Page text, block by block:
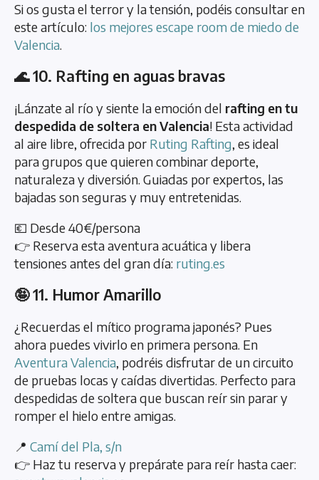
Si os gusta el terror y la tensión, podéis consultar en
este artículo: los mejores escape room de miedo de
Valencia.
🌊 10. Rafting en aguas bravas
¡Lánzate al río y siente la emoción del rafting en tu
despedida de soltera en Valencia! Esta actividad
al aire libre, ofrecida por Ruting Rafting, es ideal
para grupos que quieren combinar deporte,
naturaleza y diversión. Guiadas por expertos, las
bajadas son seguras y muy entretenidas.
💶 Desde 40€/persona
👉 Reserva esta aventura acuática y libera
tensiones antes del gran día: ruting.es
🤪 11. Humor Amarillo
¿Recuerdas el mítico programa japonés? Pues
ahora puedes vivirlo en primera persona. En
Aventura Valencia, podréis disfrutar de un circuito
de pruebas locas y caídas divertidas. Perfecto para
despedidas de soltera que buscan reír sin parar y
romper el hielo entre amigas.
📍 Camí del Pla, s/n
👉 Haz tu reserva y prepárate para reír hasta caer: